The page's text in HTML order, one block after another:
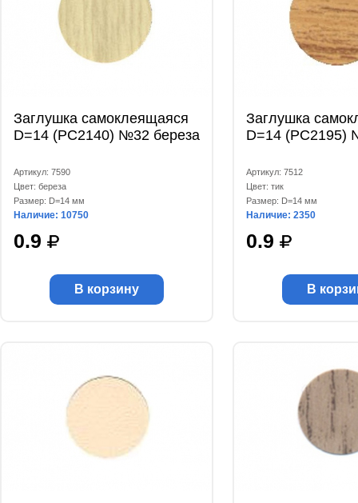
Заглушка самоклеящаяся
D=14 (РС2140) №32 береза
Артикул: 7590
Цвет: береза
Размер: D=14 мм
Наличие: 10750
0.9
В корзину
Заглушка
D=14 (РС2195)
Артикул: 7512
Цвет: тик
Размер: D=14 мм
Наличие: 2350
0.9
В